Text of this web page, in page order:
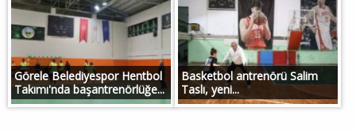
Görele Belediyespor Hentbol
Takımı'nda başantrenörlüğe...
Basketbol antrenörü Salim
Taslı, yeni...